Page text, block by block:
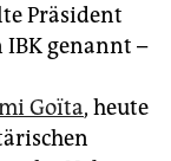
Präsident
genannt –
Goïta, heute